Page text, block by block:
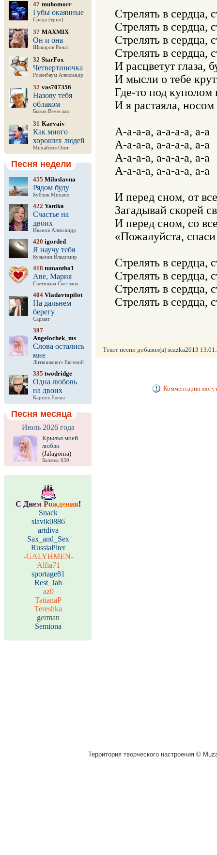
47 muhomorr
Губы окаянные
Среда (трио)
37 MAXMIX
Он и она
Шакиров Ринат
32 StarFox
Четвертиночка
Розенбаум Александр
32 vas707356
Назову тебя
облаком
Быков Вячеслав
31 Karvaiv
Как много
хороших людей
Михайлов Олег
Песня недели
455 Miloslavna
Рядом буду
Бублик Михаил
422 Yanika
Счастье на
двоих
Иванов Александр
420 igorded
Я научу тебя
Кузьмин Владимир
418 tumantho1
Аве, Мария
Светикова Светлана
404 Vladavtopilot
На дальнем
берегу
Сармат
397
Angelochek_ms
Слова остались
мне
Литвинкович Евгений
335 twodridge
Одна любовь
на двоих
Карпук Елена
Песня месяца
Июль 2026 года
Крылья моей
любви
(Jalagonia)
Баллов: 659
С Днем Рождения!
Snack
slavik0886
artdiva
Sax_and_Sex
RussiaPiter
-GALYHMEN-
Alfia71
sportage81
Rest_Jah
az0
TatianaP
Tereshka
german
Semiona
Стрелять в сердца,
Стрелять в сердца,
Стрелять в сердца,
Стрелять в сердца,
И расцветут глаза,
И мысли о тебе
Где-то под
И я растаяла,
А-а-а-а, а-а-а-а, а-а
А-а-а-а, а-а-а-а, а-а
А-а-а-а, а-а-а-а, а-а
А-а-а-а, а-а-а-а, а-а
И перед сном, от
Загадывай скорей
И перед сном, со
«Пожалуйста,
Стрелять в сердца,
Стрелять в сердца,
Стрелять в сердца,
Стрелять в сердца,
Текст песни добавил(а) scazka2013
Комментарии
Территория творческого настроения ©